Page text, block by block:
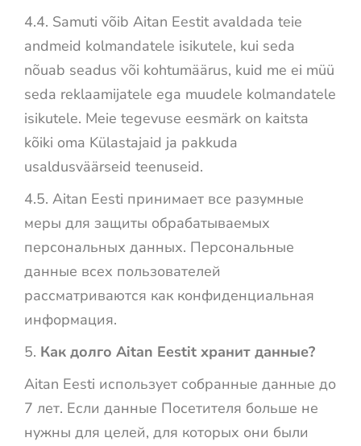
4.4. Samuti võib Aitan Eestit avaldada teie
andmeid kolmandatele isikutele, kui seda
nõuab seadus või kohtumäärus, kuid me ei müü
seda reklaamijatele ega muudele kolmandatele
isikutele. Meie tegevuse eesmärk on kaitsta
kõiki oma Külastajaid ja pakkuda
usaldusväärseid teenuseid.
4.5. Aitan Eesti принимает все разумные
меры для защиты обрабатываемых
персональных данных. Персональные
данные всех пользователей
рассматриваются как конфиденциальная
информация.
Как долго Aitan Eestit хранит данные?
Aitan Eesti использует собранные данные до
7 лет. Если данные Посетителя больше не
нужны для целей, для которых они были